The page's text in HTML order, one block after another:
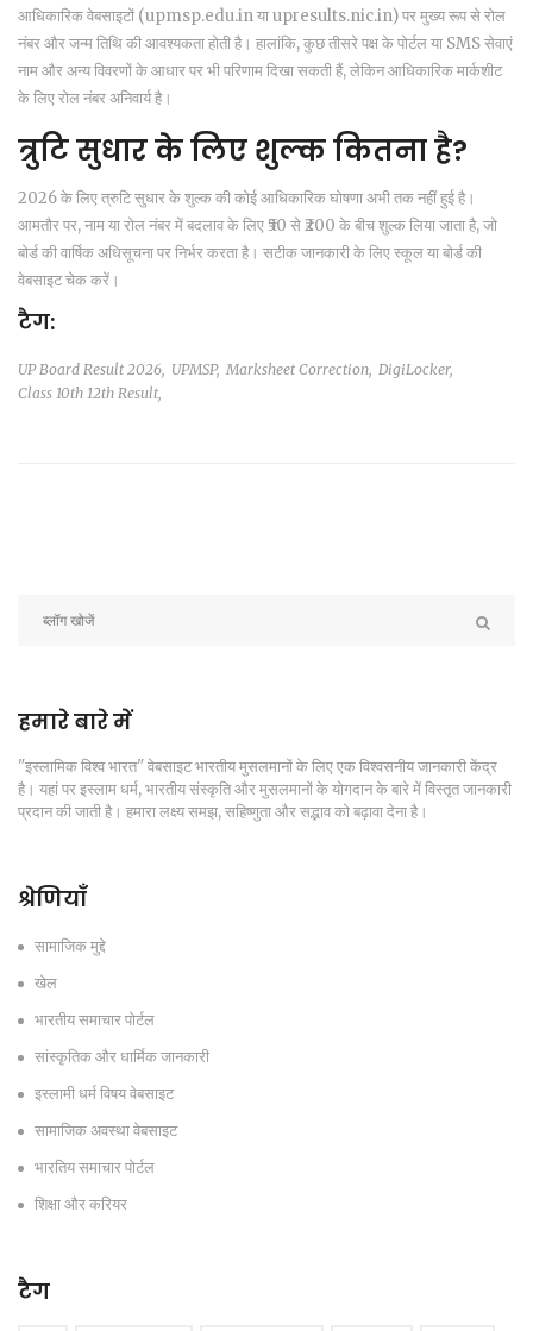
आधिकारिक वेबसाइटों (upmsp.edu.in या upresults.nic.in) पर मुख्य रूप से रोल
नंबर और जन्म तिथि की आवश्यकता होती है। हालांकि, कुछ तीसरे पक्ष के पोर्टल या SMS सेवाएं
नाम और अन्य विवरणों के आधार पर भी परिणाम दिखा सकती हैं, लेकिन आधिकारिक मार्कशीट
के लिए रोल नंबर अनिवार्य है।
त्रुटि सुधार के लिए शुल्क कितना है?
2026 के लिए त्रुटि सुधार के शुल्क की कोई आधिकारिक घोषणा अभी तक नहीं हुई है।
आमतौर पर, नाम या रोल नंबर में बदलाव के लिए ₹50 से ₹200 के बीच शुल्क लिया जाता है, जो
बोर्ड की वार्षिक अधिसूचना पर निर्भर करता है। सटीक जानकारी के लिए स्कूल या बोर्ड की
वेबसाइट चेक करें।
टैग:
UP Board Result 2026, UPMSP, Marksheet Correction, DigiLocker,
Class 10th 12th Result,
हमारे बारे में
"इस्लामिक विश्व भारत" वेबसाइट भारतीय मुसलमानों के लिए एक विश्वसनीय जानकारी केंद्र
है। यहां पर इस्लाम धर्म, भारतीय संस्कृति और मुसलमानों के योगदान के बारे में विस्तृत जानकारी
प्रदान की जाती है। हमारा लक्ष्य समझ, सहिष्णुता और सद्भाव को बढ़ावा देना है।
श्रेणियाँ
सामाजिक मुद्दे
खेल
भारतीय समाचार पोर्टल
सांस्कृतिक और धार्मिक जानकारी
इस्लामी धर्म विषय वेबसाइट
सामाजिक अवस्था वेबसाइट
भारतिय समाचार पोर्टल
शिक्षा और करियर
टैग